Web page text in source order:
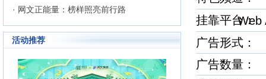
· 网文正能量：榜样照亮前行路
活动推荐
挂靠平台
广告形式：
广告数量：